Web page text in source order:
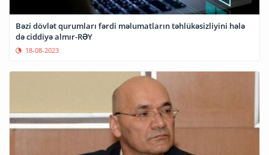
Bəzi dövlət qurumları fərdi məlumatların təhlükəsizliyini hələ
də ciddiyə almır-RƏY
18-08-2023